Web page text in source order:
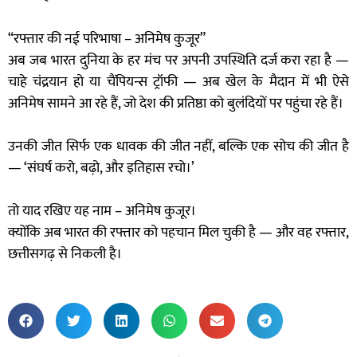
“रफ्तार की नई परिभाषा – अनिमेष कुजूर”
अब जब भारत दुनिया के हर मंच पर अपनी उपस्थिति दर्ज करा रहा है —
चाहे चंद्रयान हो या चैंपियन्स ट्रॉफी — अब खेल के मैदान में भी ऐसे
अनिमेष सामने आ रहे हैं, जो देश की प्रतिष्ठा को बुलंदियों पर पहुंचा रहे हैं।
उनकी जीत सिर्फ एक धावक की जीत नहीं, बल्कि एक सोच की जीत है
— ‘संघर्ष करो, बढ़ो, और इतिहास रचो।’
तो याद रखिए यह नाम – अनिमेष कुजूर।
क्योंकि अब भारत की रफ्तार को पहचान मिल चुकी है — और वह रफ्तार,
छत्तीसगढ़ से निकली है।